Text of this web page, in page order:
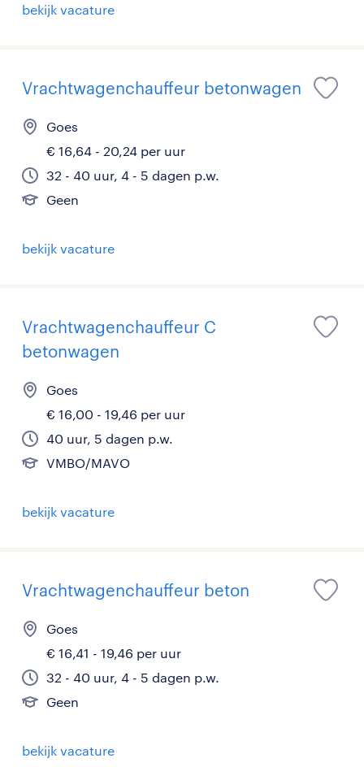
bekijk vacature
Vrachtwagenchauffeur betonwagen
Goes
€ 16,64 - 20,24 per uur
32 - 40 uur, 4 - 5 dagen p.w.
Geen
bekijk vacature
Vrachtwagenchauffeur C
betonwagen
Goes
€ 16,00 - 19,46 per uur
40 uur, 5 dagen p.w.
VMBO/MAVO
bekijk vacature
Vrachtwagenchauffeur beton
Goes
€ 16,41 - 19,46 per uur
32 - 40 uur, 4 - 5 dagen p.w.
Geen
bekijk vacature